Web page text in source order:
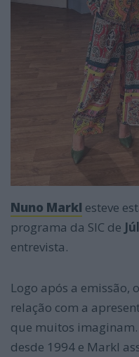
Nuno Markl esteve
programa da SIC de
entrevista.
Logo após a emissão,
relação com a
que muitos imaginam.
desde 1994 e Markl